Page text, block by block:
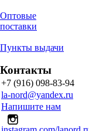
Оптовые
поставки
Пункты выдачи
Контакты
+7 (916) 098-83-94
la-nord@yandex.ru
Напишите нам